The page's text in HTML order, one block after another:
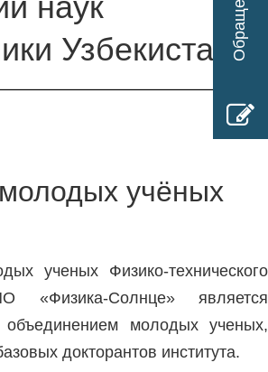
Узбекистан
учёных
ученых Физико-технического
«Физика-Солнце» является
молодых ученых,
докторантов института.